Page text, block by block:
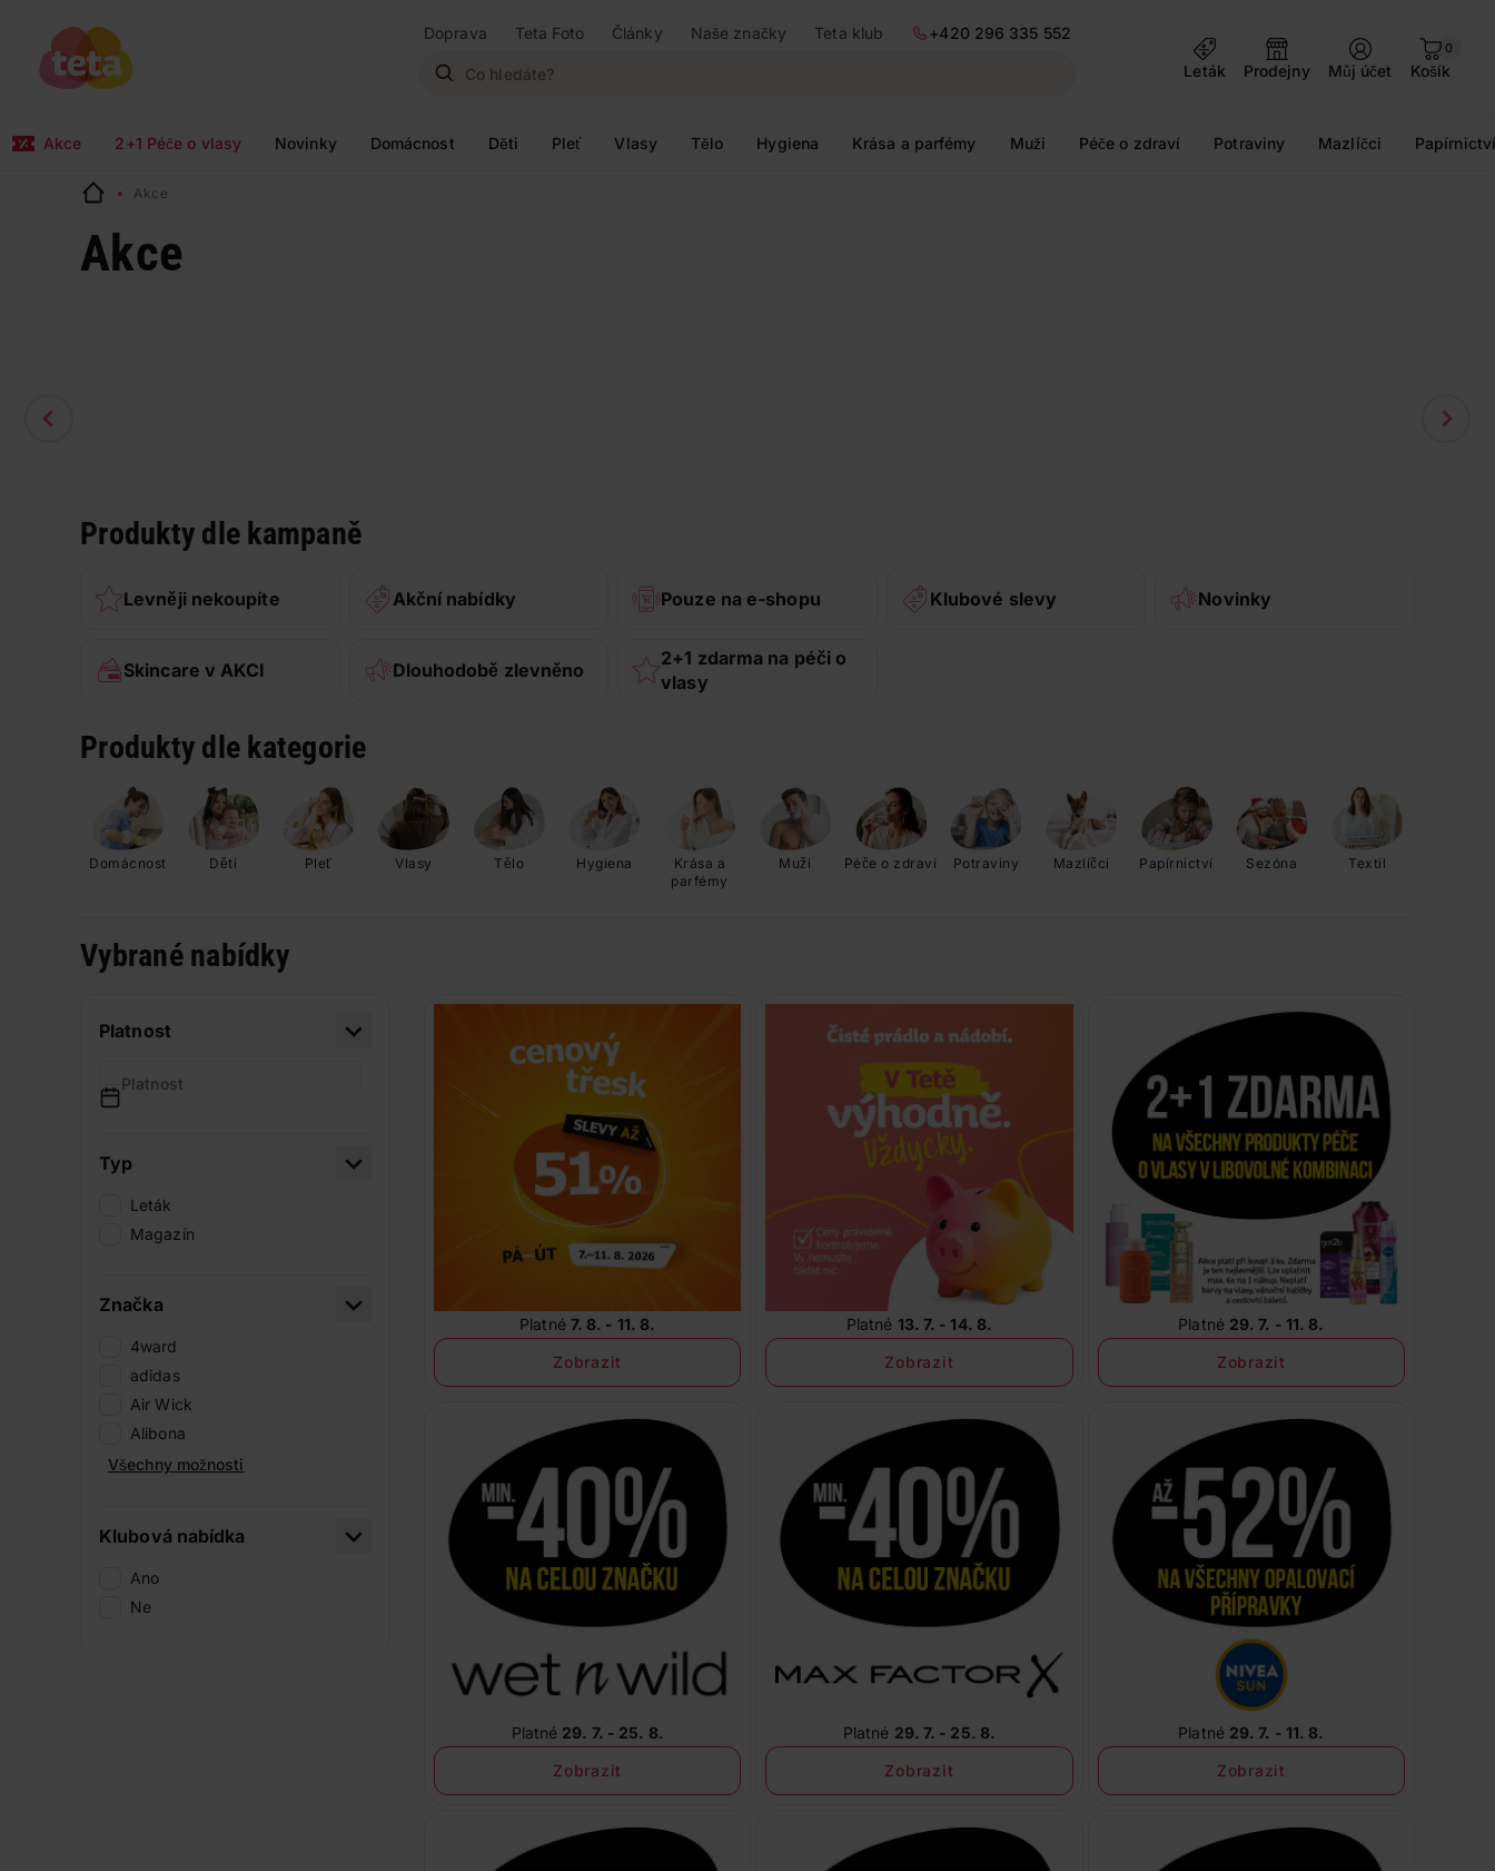
Doprava Teta Foto Články Naše značky Teta klub
+420 296 335 552
Leták
Prodejny Můj účet
0
Košík
Akce 2+1 Péče o vlasy Novinky Domácnost Děti Pleť Vlasy Tělo Hygiena Krása a parfémy Muži Péče o zdraví Potraviny Mazlíčci
Akce
Akce
Produkty dle kampaně
Levněji nekoupíte Akční nabídky Pouze na e-shopu Klubové slevy Novinky
Skincare v AKCI Dlouhodobě zlevněno
2+1 zdarma na péči o
vlasy
Produkty dle kategorie
Domácnost Děti Pleť Vlasy Tělo Hygiena
Krása a
parfémy
Muži Péče o zdraví Potraviny Mazlíčci Papírnictví Sezóna Textil
Vybrané nabídky
Platnost
Platnost
Typ
Leták
Magazín
Značka
4ward
adidas
Air Wick
Alibona
Všechny možnosti
Klubová nabídka
Ano
Ne
Platné 7. 8. - 11. 8.
Zobrazit
Platné 13. 7. - 14. 8.
Zobrazit
Platné 29. 7. - 11. 8.
Zobrazit
Platné 29. 7. - 25. 8.
Zobrazit
Platné 29. 7. - 25. 8.
Zobrazit
Platné 29. 7. - 11. 8.
Zobrazit